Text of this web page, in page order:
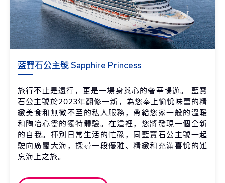
藍寶石公主號 Sapphire Princess
旅行不止是遠行，更是一場身與心的奢華暢遊。 藍寶
石公主號於2023年翻修一新，為您奉上愉悅味蕾的精
緻美食和無微不至的私人服務，帶給您家一般的溫暖
和陶冶心靈的獨特體驗。在這裡，您將發現一個全新
的自我。揮別日常生活的忙碌，同藍寶石公主號一起
駛向廣闊大海，探尋一段優雅、精緻和充滿喜悅的難
忘海上之旅。